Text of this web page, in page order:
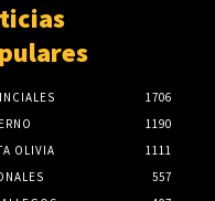
1706
1190
OLIVIA
1111
557